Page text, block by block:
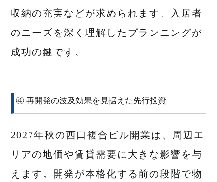
収納の充実などが求められます。入居者
のニーズを深く理解したプランニングが
成功の鍵です。
④ 再開発の波及効果を見据えた先行投資
2027年秋の西口複合ビル開業は、周辺エ
リアの地価や賃貸需要に大きな影響を与
えます。開発が本格化する前の段階で物